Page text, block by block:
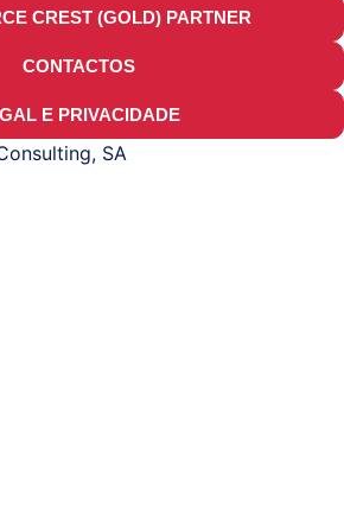
CREST (GOLD) PARTNER
CONTACTOS
E PRIVACIDADE
SA